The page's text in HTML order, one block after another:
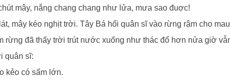
mây, nắng chang chang như lửa, mưa sao đuợc!
mây kéo nghịt trời. Tây Bá hối quân sĩ vào rừng rậm cho
rừng đã thấy trời trút nước xuống như thác đổ hơn nửa giờ
quân sĩ:
kẻo có sấm lớn.